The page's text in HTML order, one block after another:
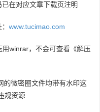
在对应文章下载页注明
www.tucimao.com
winrar，不会可查看《解压
的微密圈文件均带有水印这
规资源